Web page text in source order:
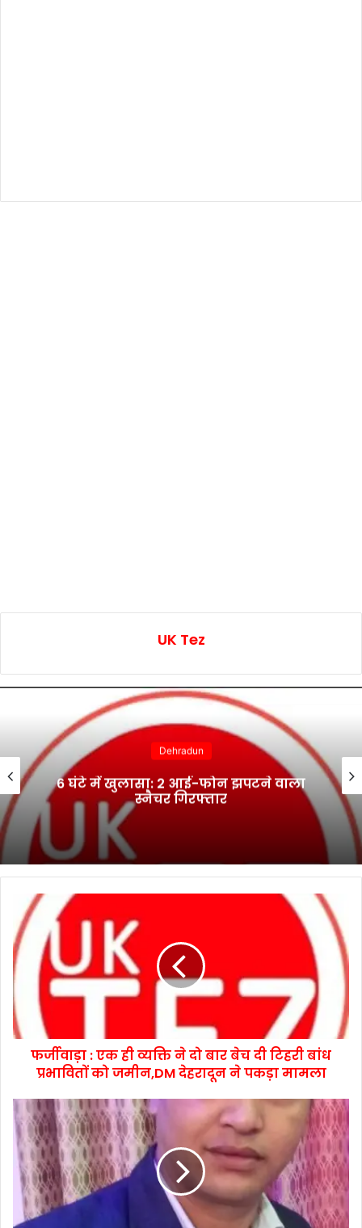
UK Tez
Dehradun
6 घंटे में खुलासा: 2 आई-फोन झपटने वाला
स्नैचर गिरफ्तार
फर्जीवाड़ा : एक ही व्यक्ति ने दो बार बेच दी टिहरी बांध
प्रभावितों को जमीन,DM देहरादून ने पकड़ा मामला